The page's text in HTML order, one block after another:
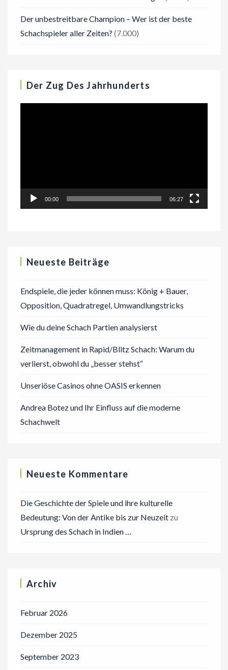
Der unbestreitbare Champion – Wer ist der beste
Schachspieler aller Zeiten? (7.000)
Der Zug Des Jahrhunderts
00:00 06:27
Neueste Beiträge
Endspiele, die jeder können muss: König + Bauer,
Opposition, Quadratregel, Umwandlungstricks
Wie du deine Schach Partien analysierst
Zeitmanagement in Rapid/Blitz Schach: Warum du
verlierst, obwohl du „besser stehst“
Unseriöse Casinos ohne OASIS erkennen
Andrea Botez und Ihr Einfluss auf die moderne
Schachwelt
Neueste Kommentare
Die Geschichte der Spiele und ihre kulturelle
Bedeutung: Von der Antike bis zur Neuzeit zu
Ursprung des Schach in Indien …
Archiv
Februar 2026
Dezember 2025
September 2023